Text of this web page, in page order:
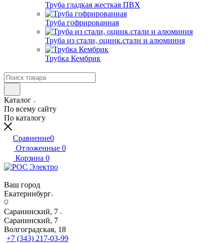
Труба гладкая жесткая ПВХ
Труба гофрированная
Труба из стали, оцинк.стали и алюминия
Трубка Кембрик
Каталог
По всему сайту
По каталогу
Сравнение0
Отложенные 0
Корзина 0
Ваш город
Екатеринбург
Саранинский, 7
Саранинский, 7
Волгоградская, 18
+7 (343) 217-03-99